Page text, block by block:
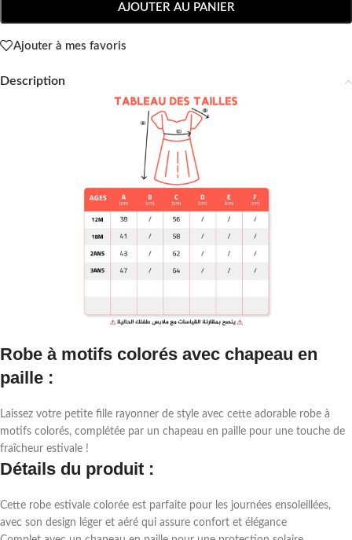
AJOUTER AU PANIER
Ajouter à mes favoris
Description
Robe à motifs colorés avec chapeau en
paille :
Laissez votre petite fille rayonner de style avec cette adorable robe à
motifs colorés, complétée par un chapeau en paille pour une touche de
fraîcheur estivale !
Détails du produit :
Cette robe estivale colorée est parfaite pour les journées ensoleillées,
avec son design léger et aéré qui assure confort et élégance